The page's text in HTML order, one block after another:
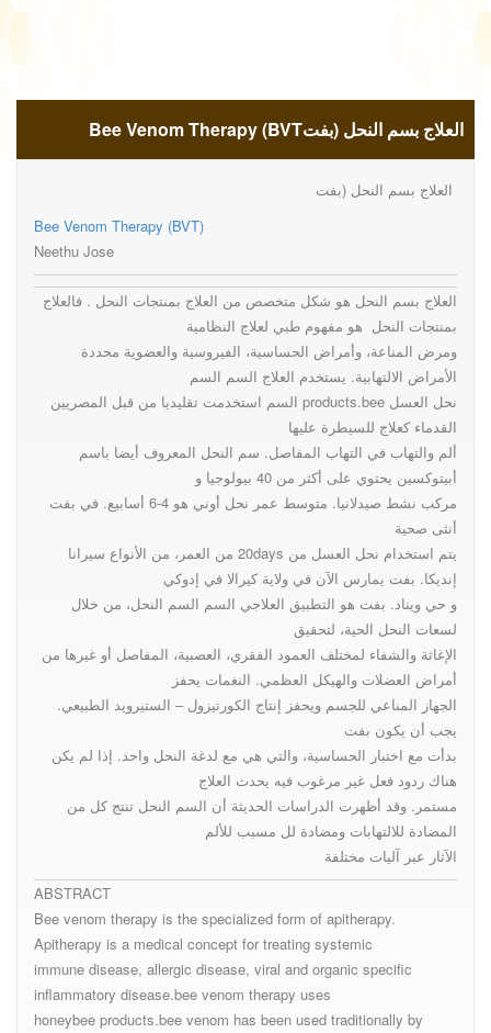
العلاج بسم النحل (بفتBee Venom Therapy (BVT
العلاج بسم النحل (بفت
Bee Venom Therapy (BVT)
Neethu Jose
العلاج بسم النحل هو شكل متخصص من العلاج بمنتجات النحل . فالعلاج
بمنتجات النحل هو مفهوم طبي لعلاج النظامية
ومرض المناعة، وأمراض الحساسية، الفيروسية والعضوية محددة
الأمراض الالتهابية. يستخدم العلاج السم السم
نحل العسل products.bee السم استخدمت تقليديا من قبل المصريين
القدماء كعلاج للسيطرة عليها
ألم والتهاب في التهاب المفاصل. سم النحل المعروف أيضا باسم
أبيتوكسين يحتوي على أكثر من 40 بيولوجيا و
مركب نشط صيدلانيا. متوسط عمر نحل أوني هو 4-6 أسابيع. في بفت
أنثى صحية
يتم استخدام نحل العسل من 20days من العمر، من الأنواع سيرانا
إنديكا. بفت يمارس الآن في ولاية كيرالا في إدوكي
و حي ويناد. بفت هو التطبيق العلاجي السم السم النحل، من خلال
لسعات النحل الحية، لتحقيق
الإغاثة والشفاء لمختلف العمود الفقري، العصبية، المفاصل أو غيرها من
أمراض العضلات والهيكل العظمي. النغمات يحفز
الجهاز المناعي للجسم ويحفز إنتاج الكورتيزول – الستيرويد الطبيعي.
يجب أن يكون بفت
بدأت مع اختبار الحساسية، والتي هي مع لدغة النحل واحد. إذا لم يكن
هناك ردود فعل غير مرغوب فيه يحدث العلاج
مستمر. وقد أظهرت الدراسات الحديثة أن السم النحل تنتج كل من
المضادة للالتهابات ومضادة لل مسبب للألم
الآثار عبر آليات مختلفة
ABSTRACT
Bee venom therapy is the specialized form of apitherapy.
Apitherapy is a medical concept for treating systemic
immune disease, allergic disease, viral and organic specific
inflammatory disease.bee venom therapy uses
honeybee products.bee venom has been used traditionally by